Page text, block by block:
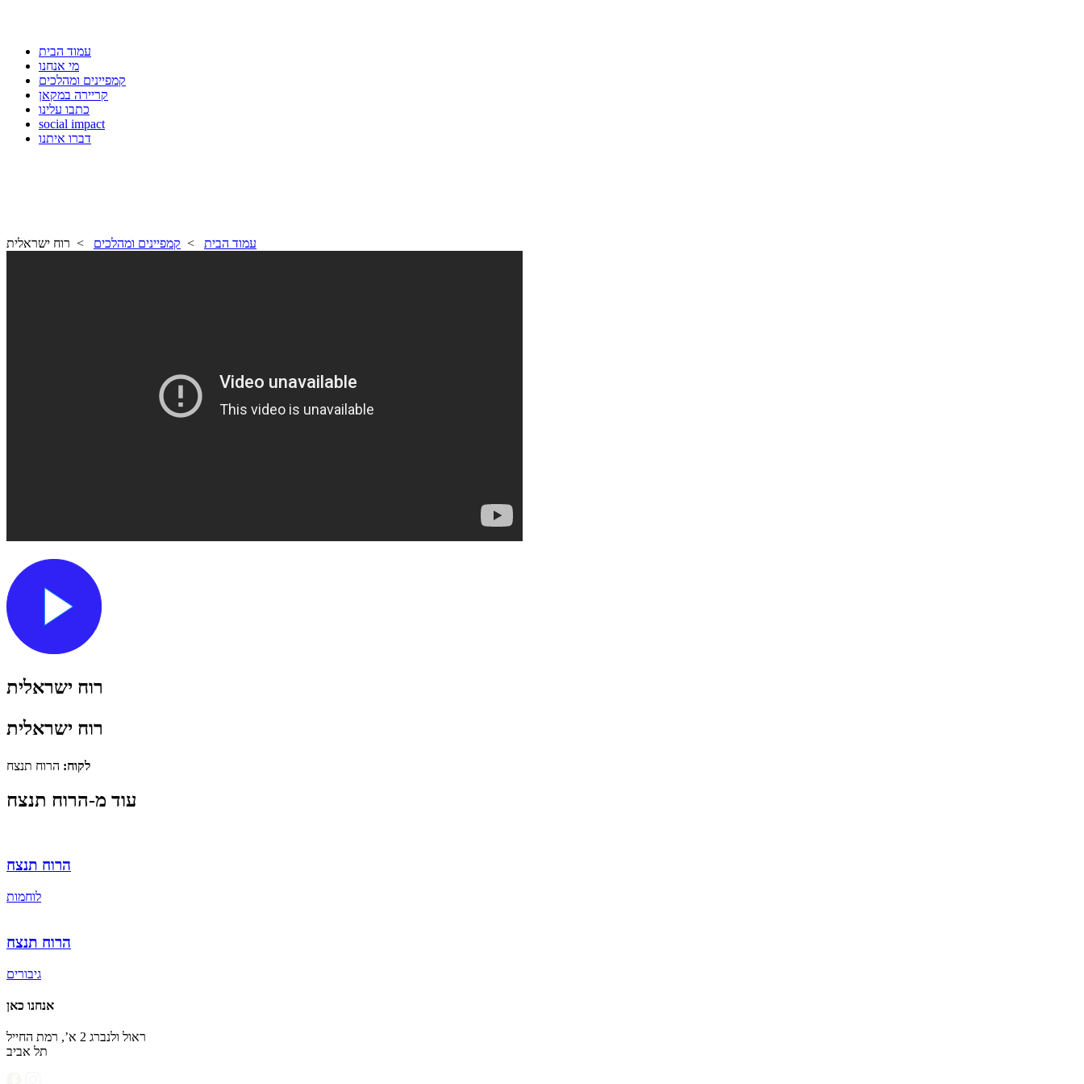
עמוד הבית
מי אנחנו
קמפיינים ומהלכים
קריירה במקאן
כתבו עלינו
social impact
דברו איתנו
עמוד הבית > קמפיינים ומהלכים > רוח ישראלית
רוח ישראלית
רוח ישראלית
לקוח: הרוח תנצח
עוד מ-הרוח תנצח
הרוח תנצח
לוחמות
הרוח תנצח
גיבורים
אנחנו כאן
ראול ולנברג 2 א’, רמת החייל
תל אביב